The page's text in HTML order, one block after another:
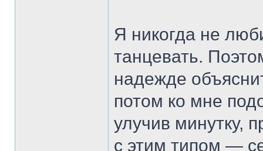
Я никогда не
танцевать.
надежде
потом ко мне
улучив минутку,
с этим типом —